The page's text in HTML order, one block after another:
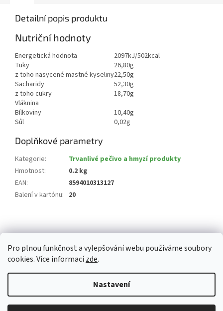
Pro plnou funkčnost a vylepšování webu používáme soubory
cookies. Více informacízde.
Nastavení
Detailní popis produktu
Nutriční hodnoty
Energetická hodnota
2097kJ/502kcal
Tuky
26,80g
z toho nasycené mastné kyseliny22,50g
Sacharidy
52,30g
z toho cukry
18,70g
Vláknina
Bílkoviny
10,40g
Sůl
0,02g
Doplňkové parametry
Kategorie:
Trvanlivé pečivo a hmyzí produkty
Hmotnost:
0.2 kg
EAN:
8594010313127
Balení v kartónu: 20
á
Copyright 2026Whitemarket.cz. Všechna práva vyhrazena.Upravit